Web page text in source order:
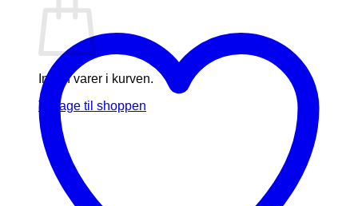
Ingen varer i kurven.
Tilbage til shoppen